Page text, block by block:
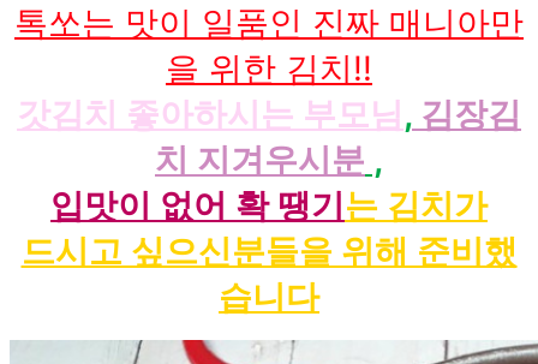
톡쏘는 맛이 일품인 진짜 매니아만
을 위한 김치!!
갓김치 좋아하시는 부모님, 김장김
치 지겨우시분 ,
입맛이 없어 확 땡기는 김치가
드시고 싶으신분들을 위해 준비했
습니다